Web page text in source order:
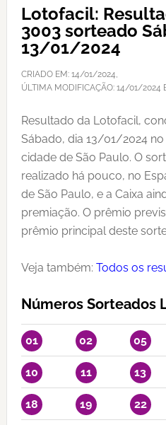
Lotofacil:
3003 sorteado
13/01/2024
CRIADO EM: 14/01/2024,
ÚLTIMA MODIFICAÇÃO: 14/01/2024
Resultado da Lotofacil,
Sábado, dia 13/01/2024
cidade de São Paulo. O
realizado há pouco, no
de São Paulo, e a Caixa
premiação. O prêmio
prêmio principal deste
Veja também: Todos os
Números Sorteados
01 02 05
10 11 13
18 19 22